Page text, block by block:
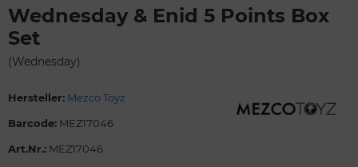
Wednesday & Enid 5 Points Box
Set
(Wednesday)
Hersteller: Mezco Toyz
Barcode: MEZ17046
Art.Nr.: MEZ17046